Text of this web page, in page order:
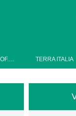
TERRA ITALIA